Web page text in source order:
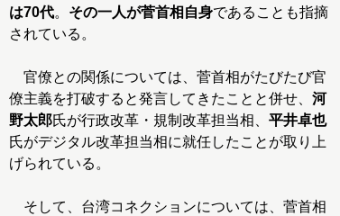
は70代。 その一人が菅首相自身であることも指摘
されている。
官僚との関係については、菅首相がたびたび官
僚主義を打破すると発言してきたことと併せ、 河
野太郎氏が行政改革・規制改革担当相、 平井卓也
氏がデジタル改革担当相に就任したことが取り上
げられている。
そして、台湾コネクションについては、菅首相